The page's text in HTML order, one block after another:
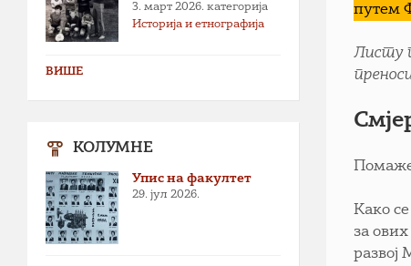
путем
Листу
Како
за
развој
3. март 2026. категорија
Историја и етнографија
ВИШЕ
КОЛУМНЕ
Упис на факултет
29. јул 2026.